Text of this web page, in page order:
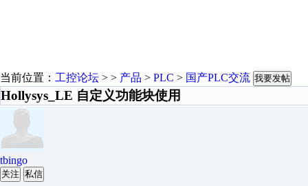
当前位置： 工控论坛 > > 产品 > PLC > 国产PLC交流 我要发帖
Hollysys_LE 自定义功能块使用
tbingo
关注 私信